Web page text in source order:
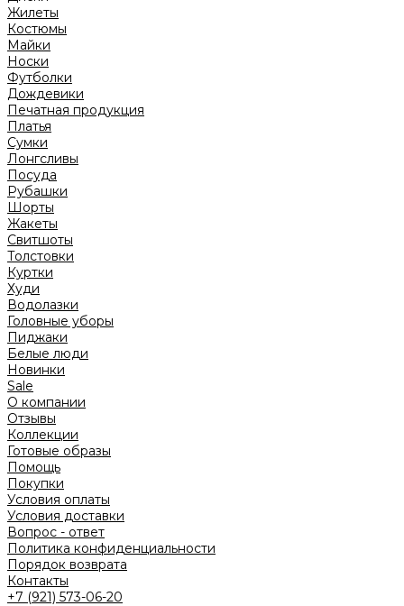
Жилеты
Костюмы
Майки
Носки
Футболки
Дождевики
Печатная продукция
Платья
Сумки
Лонгсливы
Посуда
Рубашки
Шорты
Жакеты
Свитшоты
Толстовки
Куртки
Худи
Водолазки
Головные уборы
Пиджаки
Белые люди
Новинки
Sale
О компании
Отзывы
Коллекции
Готовые образы
Помощь
Покупки
Условия оплаты
Условия доставки
Вопрос - ответ
Политика конфиденциальности
Порядок возврата
Контакты
+7 (921) 573-06-20